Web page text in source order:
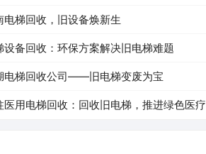
电梯回收，旧设备焕新生
设备回收：环保方案解决旧电梯难题
电梯回收公司——旧电梯变废为宝
医用电梯回收：回收旧电梯，推进绿色医疗